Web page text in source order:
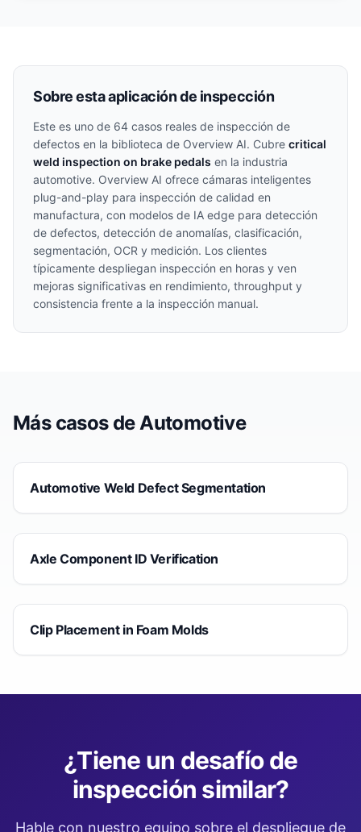
Sobre esta aplicación de inspección
Este es uno de 64 casos reales de inspección de
defectos en la biblioteca de Overview AI. Cubre critical
weld inspection on brake pedals en la industria
automotive. Overview AI ofrece cámaras inteligentes
plug-and-play para inspección de calidad en
manufactura, con modelos de IA edge para detección
de defectos, detección de anomalías, clasificación,
segmentación, OCR y medición. Los clientes
típicamente despliegan inspección en horas y ven
mejoras significativas en rendimiento, throughput y
consistencia frente a la inspección manual.
Más casos deAutomotive
Automotive Weld Defect Segmentation
Axle Component ID Verification
Clip Placement in Foam Molds
¿Tiene un desafío de
inspección similar?
Hable con nuestro equipo sobre el despliegue de